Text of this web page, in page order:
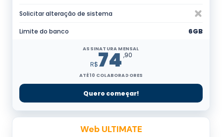
Solicitar alteração de sistema
Limite do banco 6GB
ASSINATURA MENSAL
R$74 ,90
ATÉ 10 COLABORADORES
Quero começar!
Web ULTIMATE